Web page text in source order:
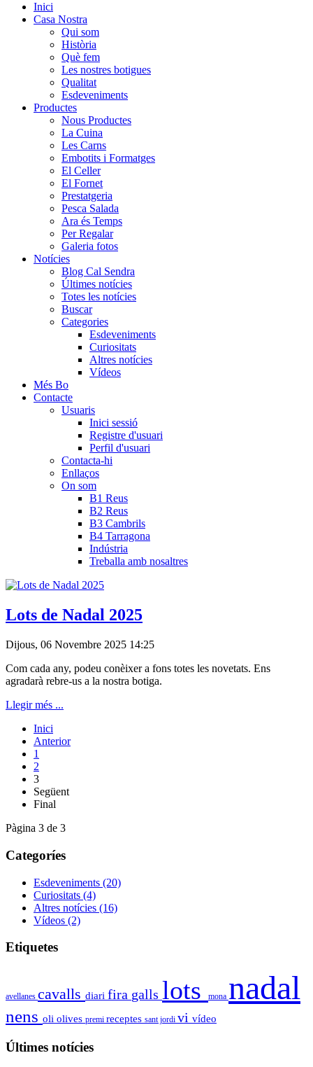
Inici
Casa Nostra
Qui som
Història
Què fem
Les nostres botigues
Qualitat
Esdeveniments
Productes
Nous Productes
La Cuina
Les Carns
Embotits i Formatges
El Celler
El Fornet
Prestatgeria
Pesca Salada
Ara és Temps
Per Regalar
Galeria fotos
Notícies
Blog Cal Sendra
Últimes notícies
Totes les notícies
Buscar
Categories
Esdeveniments
Curiositats
Altres notícies
Vídeos
Més Bo
Contacte
Usuaris
Inici sessió
Registre d'usuari
Perfil d'usuari
Contacta-hi
Enllaços
On som
B1 Reus
B2 Reus
B3 Cambrils
B4 Tarragona
Indústria
Treballa amb nosaltres
Lots de Nadal 2025
Dijous, 06 Novembre 2025 14:25
Com cada any, podeu conèixer a fons totes les novetats. Ens
agradarà rebre-us a la nostra botiga.
Llegir més ...
Inici
Anterior
1
2
3
Següent
Final
Pàgina 3 de 3
Categoríes
Esdeveniments (20)
Curiositats (4)
Altres notícies (16)
Vídeos (2)
Etiquetes
avellanes cavalls diari fira galls lots mona nadal
nens oli olives premi receptes sant jordi vi vídeo
Últimes notícies